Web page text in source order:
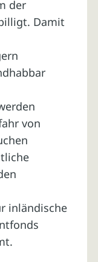
der
Damit
von
inländische